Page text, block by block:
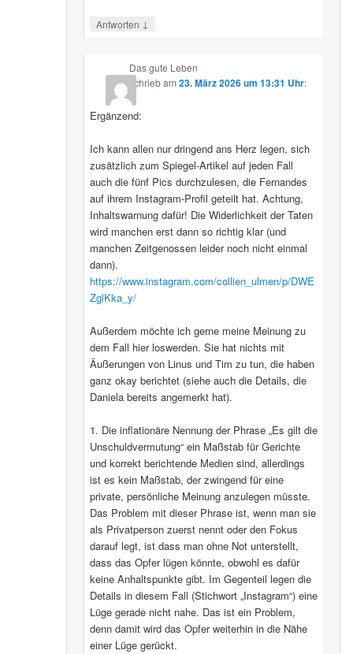
Antworten ↓
Das gute Leben
schriebam 23. März 2026 um 13:31 Uhr:
Ergänzend:
Ich kann allen nur dringend ans Herz legen, sich
zusätzlich zum Spiegel-Artikel auf jeden Fall
auch die fünf Pics durchzulesen, die Fernandes
auf ihrem Instagram-Profil geteilt hat. Achtung,
Inhaltswarnung dafür! Die Widerlichkeit der Taten
wird manchen erst dann so richtig klar (und
manchen Zeitgenossen leider noch nicht einmal
dann).
https://www.instagram.com/collien_ulmen/p/DWE
ZglKka_y/
Außerdem möchte ich gerne meine Meinung zu
dem Fall hier loswerden. Sie hat nichts mit
Äußerungen von Linus und Tim zu tun, die haben
ganz okay berichtet (siehe auch die Details, die
Daniela bereits angemerkt hat).
1. Die inflationäre Nennung der Phrase „Es gilt die
Unschuldvermutung“ ein Maßstab für Gerichte
und korrekt berichtende Medien sind, allerdings
ist es kein Maßstab, der zwingend für eine
private, persönliche Meinung anzulegen müsste.
Das Problem mit dieser Phrase ist, wenn man sie
als Privatperson zuerst nennt oder den Fokus
darauf legt, ist dass man ohne Not unterstellt,
dass das Opfer lügen könnte, obwohl es dafür
keine Anhaltspunkte gibt. Im Gegenteil legen die
Details in diesem Fall (Stichwort „Instagram“) eine
Lüge gerade nicht nahe. Das ist ein Problem,
denn damit wird das Opfer weiterhin in die Nähe
einer Lüge gerückt.